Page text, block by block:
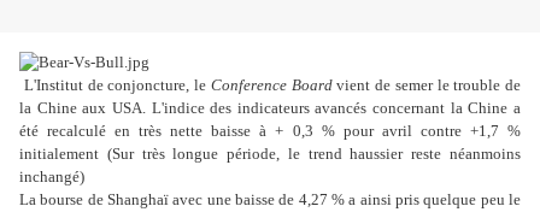
L'Institut de conjoncture, le Conference Boardvient de semer le trouble de
la Chine aux USA. L'indice des indicateurs avancés concernant la Chine a
été recalculé en très nette baisse à + 0,3 % pour avril contre +1,7 %
initialement (Sur très longue période, le trend haussier reste néanmoins
inchangé)
La bourse de Shanghaï avec une baisse de 4,27 % a ainsi pris quelque peu le